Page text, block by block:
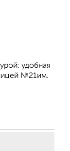
удобная
№21им.